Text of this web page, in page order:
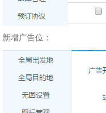
新增广告位：